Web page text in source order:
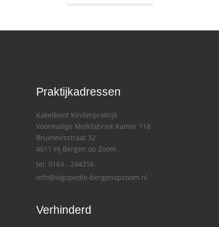
Praktijkadressen
Kakelbont Kinderpraktijk
Voormalige Melkfabriek Kamer 118
Bruinevisstraat 32
4611 HJ Bergen op Zoom
tel: 0164 - 244316
info@logopedie-bergenopzoom.nl
Verhinderd